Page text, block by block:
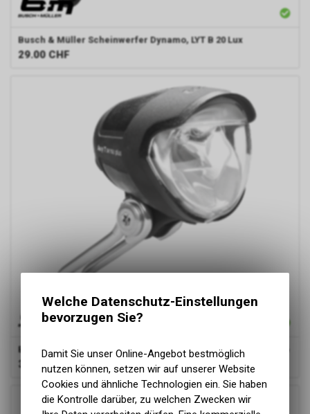
Busch & Müller Scheinwerfer Dynamo, LYT B 20 Lux
29.00 CHF
Busch & Müller Scheinwerfer E-Bike, AVY 40 Lux, DC 6V, 162R6
39.00 CHF
Welche Datenschutz-Einstellungen
bevorzugen Sie?
Damit Sie unser Online-Angebot bestmöglich
nutzen können, setzen wir auf unserer Website
Cookies und ähnliche Technologien ein. Sie haben
die Kontrolle darüber, zu welchen Zwecken wir